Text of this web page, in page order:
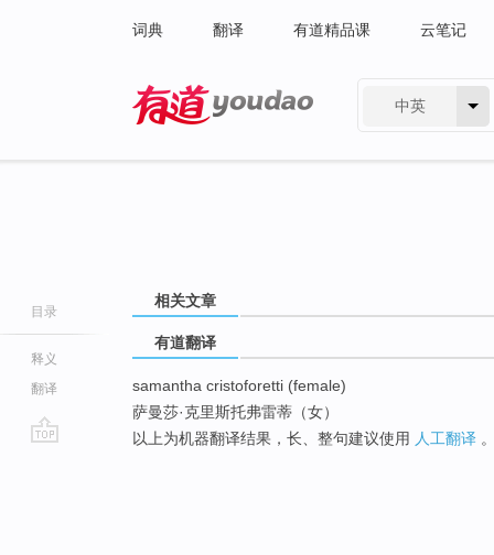
词典 翻译 有道精品课 云笔记
中英
目录
释义
翻译
相关文章
有道翻译
samantha cristoforetti (female)
萨曼莎·克里斯托弗雷蒂（女）
以上为机器翻译结果，长、整句建议使用 人工翻译